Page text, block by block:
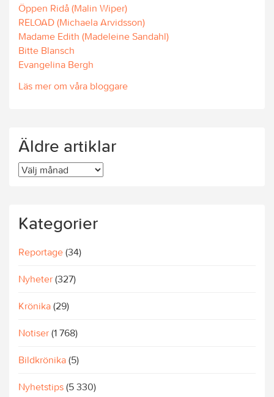
Öppen Ridå (Malin Wiper)
RELOAD (Michaela Arvidsson)
Madame Edith (Madeleine Sandahl)
Bitte Blansch
Evangelina Bergh
Läs mer om våra bloggare
Äldre artiklar
Äldre
Kategorier
Reportage (34)
Nyheter (327)
Krönika (29)
Notiser (1 768)
Bildkrönika (5)
Nyhetstips (5 330)